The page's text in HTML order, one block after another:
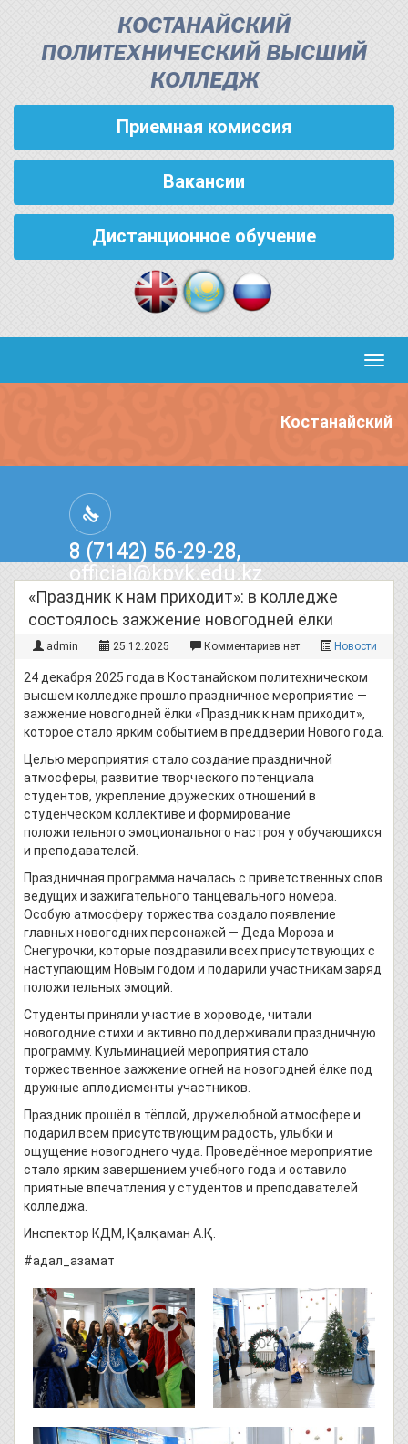
КОСТАНАЙСКИЙ
ПОЛИТЕХНИЧЕСКИЙ ВЫСШИЙ
КОЛЛЕДЖ
Приемная комиссия
Вакансии
Дистанционное обучение
Костанайский
8 (7142) 56-29-28,
official@kpvk.edu.kz
г.Костанай, Проспект Кобыланды
Батыра, 3
«Праздник к нам приходит»: в колледже
состоялось зажжение новогодней ёлки
admin 25.12.2025 Комментариев нет Новости
24 декабря 2025 года в Костанайском политехническом
высшем колледже прошло праздничное мероприятие —
зажжение новогодней ёлки «Праздник к нам приходит»,
которое стало ярким событием в преддверии Нового года.
Целью мероприятия стало создание праздничной
атмосферы, развитие творческого потенциала
студентов, укрепление дружеских отношений в
студенческом коллективе и формирование
положительного эмоционального настроя у обучающихся
и преподавателей.
Праздничная программа началась с приветственных слов
ведущих и зажигательного танцевального номера.
Особую атмосферу торжества создало появление
главных новогодних персонажей — Деда Мороза и
Снегурочки, которые поздравили всех присутствующих с
наступающим Новым годом и подарили участникам заряд
положительных эмоций.
Студенты приняли участие в хороводе, читали
новогодние стихи и активно поддерживали праздничную
программу. Кульминацией мероприятия стало
торжественное зажжение огней на новогодней ёлке под
дружные аплодисменты участников.
Праздник прошёл в тёплой, дружелюбной атмосфере и
подарил всем присутствующим радость, улыбки и
ощущение новогоднего чуда. Проведённое мероприятие
стало ярким завершением учебного года и оставило
приятные впечатления у студентов и преподавателей
колледжа.
Инспектор КДМ, Қалқаман А.Қ.
#адал_азамат